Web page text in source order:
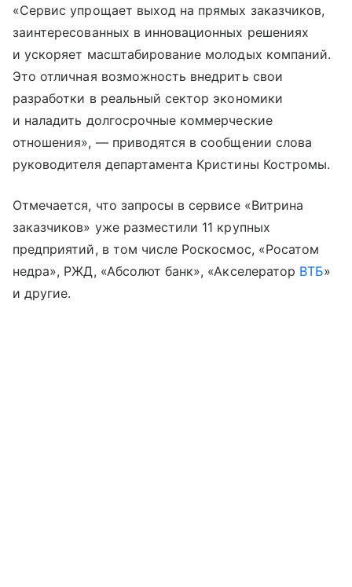
«Сервис упрощает выход на прямых заказчиков,
заинтересованных в инновационных решениях
и ускоряет масштабирование молодых компаний.
Это отличная возможность внедрить свои
разработки в реальный сектор экономики
и наладить долгосрочные коммерческие
отношения», — приводятся в сообщении слова
руководителя департамента Кристины Костромы.
Отмечается, что запросы в сервисе «Витрина
заказчиков» уже разместили 11 крупных
предприятий, в том числе Роскосмос, «Росатом
недра», РЖД, «Абсолют банк», «Акселератор ВТБ»
и другие.